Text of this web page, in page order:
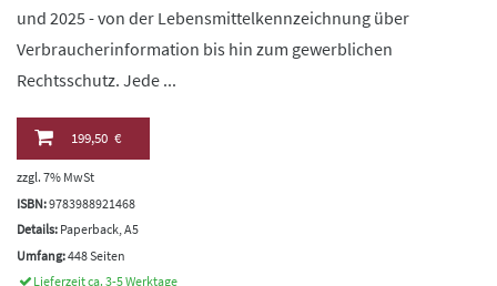
und 2025 - von der Lebensmittelkennzeichnung über
Verbraucherinformation bis hin zum gewerblichen
Rechtsschutz. Jede ...
199,50 €
zzgl. 7% MwSt
ISBN:9783988921468
Details: Paperback, A5
Umfang:448 Seiten
Lieferzeit ca. 3-5 Werktage